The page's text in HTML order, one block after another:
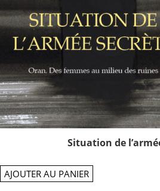
Situation de
AJOUTER AU PANIER